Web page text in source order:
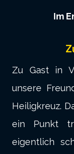
Im
Zu Gast in
unsere
Heiligkreuz.
ein Punkt
eigentlich